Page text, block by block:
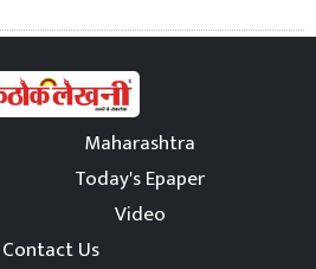
Maharashtra
Today's Epaper
Video
Contact Us